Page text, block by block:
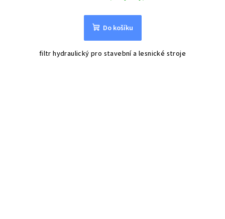
Do košíku
filtr hydraulický pro stavební a lesnické stroje